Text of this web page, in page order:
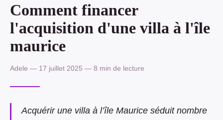
Comment financer
l'acquisition d'une villa à l'île
maurice
Adele — 17 juillet 2025 — 8 min de lecture
Acquérir une villa à l’île Maurice séduit nombre